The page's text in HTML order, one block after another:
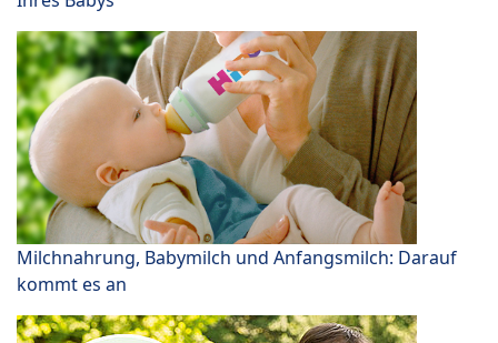
Milchnahrung, Babymilch und Anfangsmilch: Darauf
kommt es an